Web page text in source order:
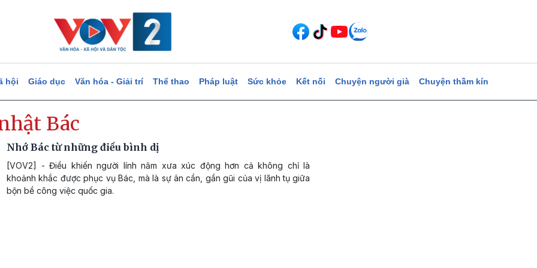
hội Giáo dục Văn hóa - Giải trí Thể thao Pháp luật Sức khỏe Kết nối Chuyện người già Chuyện thầm kín
Bác
Nhớ Bác từ những điều bình dị
[VOV2] - Điều khiến người lính năm xưa xúc động hơn cả không chỉ là
khoảnh khắc được phục vụ Bác, mà là sự ân cần, gần gũi của vị lãnh tụ giữa
bộn bề công việc quốc gia.